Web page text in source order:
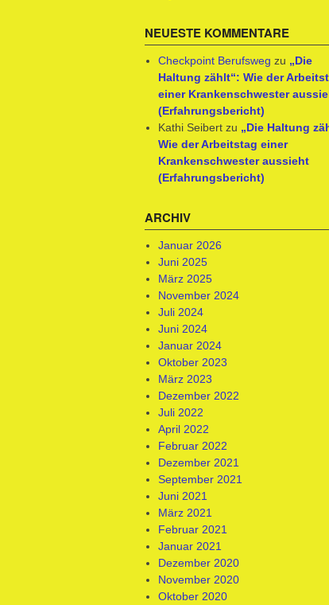
NEUESTE KOMMENTARE
Checkpoint Berufsweg zu „Die
Haltung zählt“: Wie der
einer Krankenschwester
(Erfahrungsbericht)
Kathi Seibertzu „Die Haltung
Wie der Arbeitstag einer
Krankenschwester aussieht
(Erfahrungsbericht)
ARCHIV
Januar 2026
Juni 2025
März 2025
November 2024
Juli 2024
Juni 2024
Januar 2024
Oktober 2023
März 2023
Dezember 2022
Juli 2022
April 2022
Februar 2022
Dezember 2021
September 2021
Juni 2021
März 2021
Februar 2021
Januar 2021
Dezember 2020
November 2020
Oktober 2020